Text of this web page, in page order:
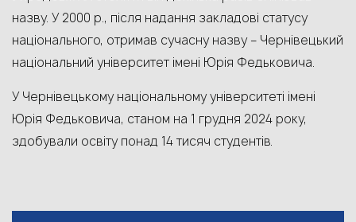
назву. У 2000 р., після надання закладові статусу
національного, отримав сучасну назву – Чернівецький
національний університет імені Юрія Федьковича.
У Чернівецькому національному університеті імені
Юрія Федьковича, станом на 1 грудня 2024 року,
здобували освіту понад 14 тисяч студентів.